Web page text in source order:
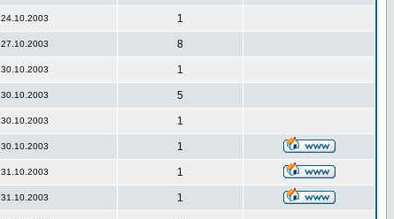
24.10.2003 1
27.10.2003 8
30.10.2003 1
30.10.2003 5
30.10.2003 1
30.10.2003 1
31.10.2003 1
31.10.2003 1